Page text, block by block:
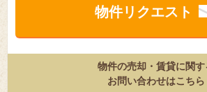
物件リクエスト